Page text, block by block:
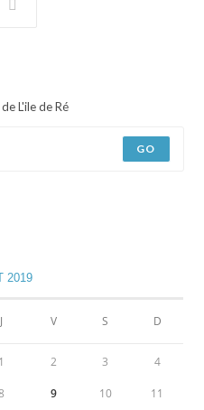
L'ile de Ré
GO
2019
J V S D
1 2 3 4
9 10 11